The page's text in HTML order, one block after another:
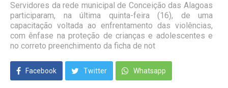
Servidores da rede municipal de Conceição das Alagoas
participaram, na última quinta-feira (16), de uma
capacitação voltada ao enfrentamento das violências,
com ênfase na proteção de crianças e adolescentes e
no correto preenchimento da ficha de not
Facebook Twitter Whatsapp